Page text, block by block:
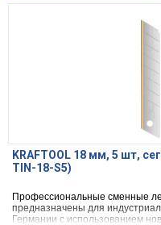
KRAFTOOL 18 мм, 5 шт,
TIN-18-S5)
Профессиональные сменные
предназначены для
Германии с использованием